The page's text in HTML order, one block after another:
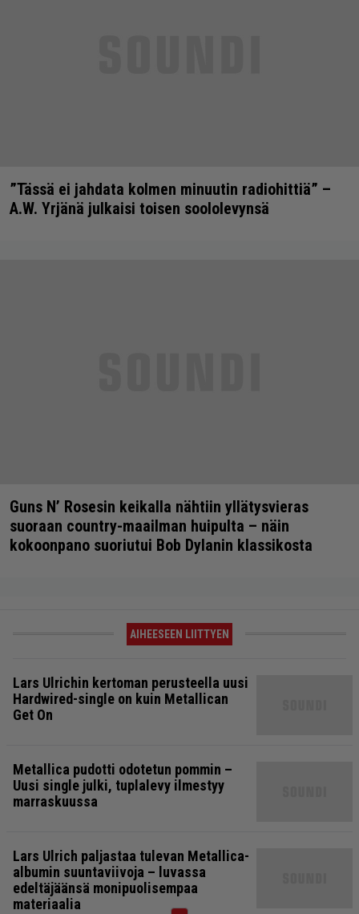
”Tässä ei jahdata kolmen minuutin radiohittiä” –
A.W. Yrjänä julkaisi toisen soololevynsä
Guns N’ Rosesin keikalla nähtiin yllätysvieras
suoraan country-maailman huipulta – näin
kokoonpano suoriutui Bob Dylanin klassikosta
AIHEESEEN LIITTYEN
Lars Ulrichin kertoman perusteella uusi
Hardwired-single on kuin Metallican
Get On
Metallica pudotti odotetun pommin –
Uusi single julki, tuplalevy ilmestyy
marraskuussa
Lars Ulrich paljastaa tulevan Metallica-
albumin suuntaviivoja – luvassa
edeltäjäänsä monipuolisempaa
materiaalia